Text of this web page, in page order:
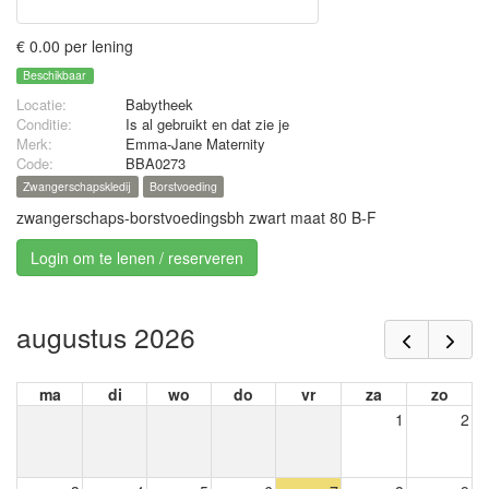
€ 0.00 per lening
Beschikbaar
Locatie:
Babytheek
Conditie:
Is al gebruikt en dat zie je
Merk:
Emma-Jane Maternity
Code:
BBA0273
Zwangerschapskledij Borstvoeding
zwangerschaps-borstvoedingsbh zwart maat 80 B-F
Login om te lenen / reserveren
augustus 2026
ma di wo do vr za
zo
1
2